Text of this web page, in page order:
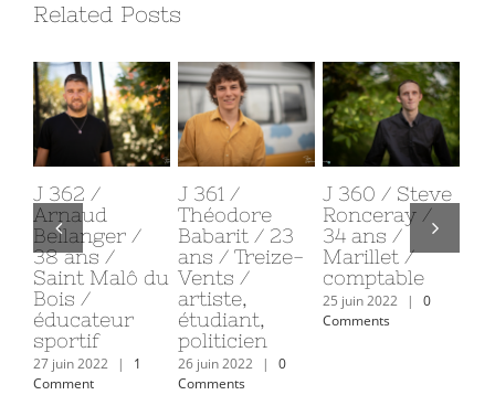
Related Posts
J 362 /
Arnaud
Bellanger /
38 ans /
Saint Malô du
Bois /
éducateur
sportif
27 juin 2022 |
1
Comment
J 361 /
Théodore
Babarit / 23
ans / Treize-
Vents /
artiste,
étudiant,
politicien
26 juin 2022 |
0
Comments
J 360 / Steve
Ronceray /
34 ans /
Marillet /
comptable
25 juin 2022 |
0
Comments